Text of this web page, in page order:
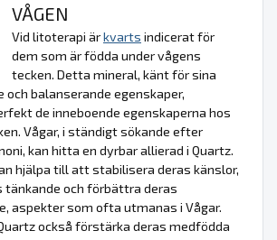
VÅGEN
Vid litoterapi ärkvarts indicerat för
dem som är födda under vågens
tecken. Detta mineral, känt för sina
och balanserande egenskaper,
de inneboende egenskaperna hos
Vågar, i ständigt sökande efter
kan hitta en dyrbar allierad i Quartz.
hjälpa till att stabilisera deras känslor,
och förbättra deras
aspekter som ofta utmanas i Vågar.
också förstärka deras medfödda